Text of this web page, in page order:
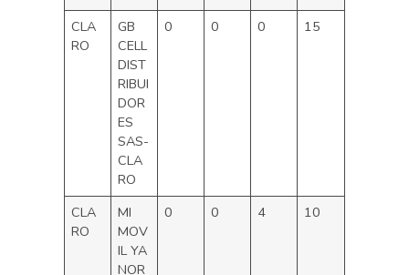
CLA
RO
GB
CELL
DIST
RIBUI
DOR
ES
SAS-
CLA
RO
0 0 0 15
CLA
RO
MI
MOV
IL YA
NOR
0 0 4 10